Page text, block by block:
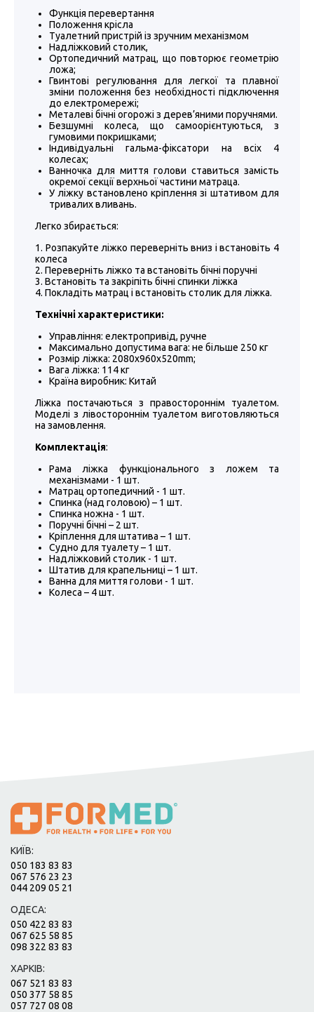
Функція перевертання
Положення крісла
Туалетний пристрій із зручним механізмом
Надліжковий столик,
Ортопедичний матрац, що повторює геометрію
ложа;
Гвинтові регулювання для легкої та плавної
зміни положення без необхідності підключення
до електромережі;
Металеві бічні огорожі з дерев’яними поручнями.
Безшумні колеса, що самоорієнтуються, з
гумовими покришками;
Індивідуальні гальма-фіксатори на всіх 4
колесах;
Ванночка для миття голови ставиться замість
окремої секції верхньої частини матраца.
У ліжку встановлено кріплення зі штативом для
тривалих вливань.
Легко збирається:
Розпакуйте ліжко переверніть вниз і встановіть 4
колеса
Переверніть ліжко та встановіть бічні поручні
Встановіть та закріпіть бічні спинки ліжка
Покладіть матрац і встановіть столик для ліжка.
Технічні характеристики:
Управління: електропривід, ручне
Максимально допустима вага: не більше 250 кг
Розмір ліжка: 2080x960x520mm;
Вага ліжка: 114 кг
Країна виробник: Китай
Ліжка постачаються з правостороннім туалетом.
Моделі з лівостороннім туалетом виготовляються
на замовлення.
Комплектація:
Рама ліжка функціонального з ложем та
механізмами - 1 шт.
Матрац ортопедичний - 1 шт.
Спинка (над головою) – 1 шт.
Спинка ножна - 1 шт.
Поручні бічні – 2 шт.
Кріплення для штатива – 1 шт.
Судно для туалету – 1 шт.
Надліжковий столик - 1 шт.
Штатив для крапельниці – 1 шт.
Ванна для миття голови - 1 шт.
Колеса – 4 шт.
КИЇВ:
050 183 83 83
067 576 23 23
044 209 05 21
ОДЕСА:
050 422 83 83
067 625 58 85
098 322 83 83
ХАРКІВ:
067 521 83 83
050 377 58 85
057 727 08 08